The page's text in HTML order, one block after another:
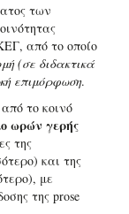
των
από το οποίο
(σε διδακτικά
επιμόρφωση.
το κοινό
ωρών γερής
της
και της
με
της prose